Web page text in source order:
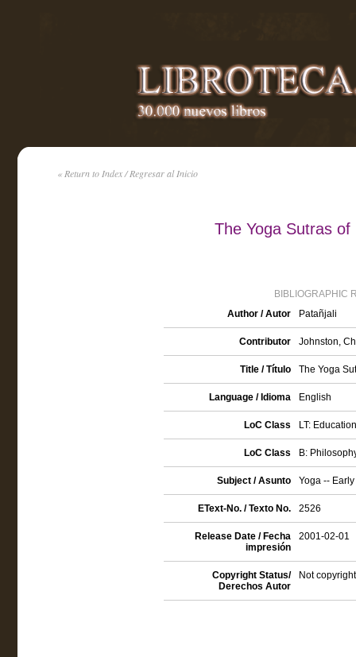
« Return to Index / Regresar al Inicio
The Yoga Sutras
BIBLIOGRAPHIC
Author / Autor
Patañjali
Contributor Johnston,
Title / Título The Yoga
Language / Idioma English
LoC Class LT:
LoC Class B:
Subject / Asunto Yoga --
EText-No. / Texto No. 2526
Release Date / Fecha
impresión
2001-02-01
Copyright Status/
Derechos Autor
Not